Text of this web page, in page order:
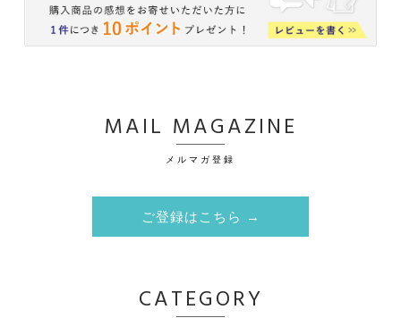
MAIL MAGAZINE
メルマガ登録
ご登録はこちら →
CATEGORY